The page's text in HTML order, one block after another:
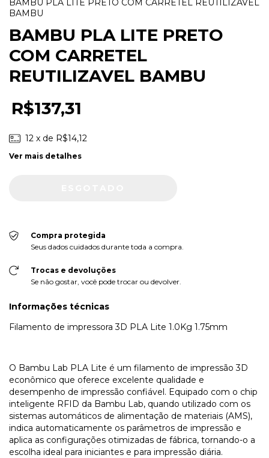
BAMBU PLA LITE PRETO COM CARRETEL REUTILIZAVEL
BAMBU
BAMBU PLA LITE PRETO
COM CARRETEL
REUTILIZAVEL BAMBU
R$137,31
12 x de R$14,12
Ver mais detalhes
Compra protegida
Seus dados cuidados durante toda a compra.
Trocas e devoluções
Se não gostar, você pode trocar ou devolver.
Informações técnicas
Filamento de impressora 3D PLA Lite 1.0Kg 1.75mm
O Bambu Lab PLA Lite é um filamento de impressão 3D
econômico que oferece excelente qualidade e
desempenho de impressão confiável. Equipado com o chip
inteligente RFID da Bambu Lab, quando utilizado com os
sistemas automáticos de alimentação de materiais (AMS),
indica automaticamente os parâmetros de impressão e
aplica as configurações otimizadas de fábrica, tornando-o a
escolha ideal para iniciantes e para impressão diária.